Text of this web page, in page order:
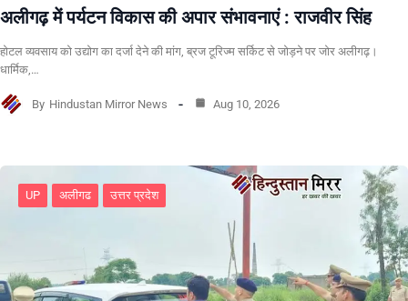
अलीगढ़ में पर्यटन विकास की अपार संभावनाएं : राजवीर सिंह
होटल व्यवसाय को उद्योग का दर्जा देने की मांग, ब्रज टूरिज्म सर्किट से जोड़ने पर जोर अलीगढ़।
धार्मिक,…
By Hindustan Mirror News Aug 10, 2026
UP अलीगढ उत्तर प्रदेश